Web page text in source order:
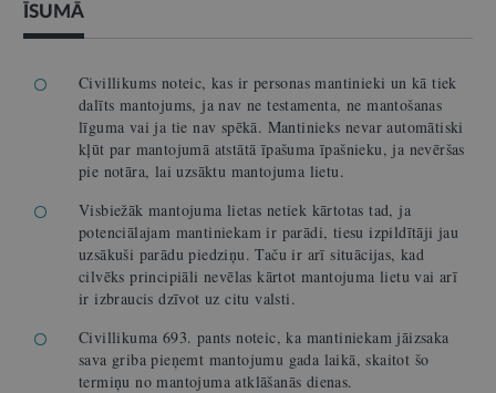
ĪSUMĀ
Civillikums noteic, kas ir personas mantinieki un kā tiek
dalīts mantojums, ja nav ne testamenta, ne mantošanas
līguma vai ja tie nav spēkā. Mantinieks nevar automātiski
kļūt par mantojumā atstātā īpašuma īpašnieku, ja nevēršas
pie notāra, lai uzsāktu mantojuma lietu.
Visbiežāk mantojuma lietas netiek kārtotas tad, ja
potenciālajam mantiniekam ir parādi, tiesu izpildītāji jau
uzsākuši parādu piedziņu. Taču ir arī situācijas, kad
cilvēks principiāli nevēlas kārtot mantojuma lietu vai arī
ir izbraucis dzīvot uz citu valsti.
Civillikuma 693. pants noteic, ka mantiniekam jāizsaka
sava griba pieņemt mantojumu gada laikā, skaitot šo
termiņu no mantojuma atklāšanās dienas.